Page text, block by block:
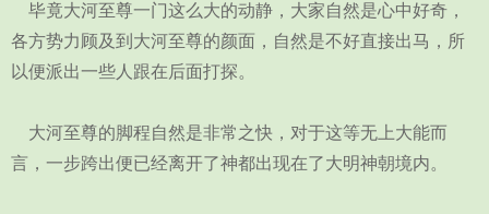
毕竟大河至尊一门这么大的动静，大家自然是心中好奇，
各方势力顾及到大河至尊的颜面，自然是不好直接出马，所
以便派出一些人跟在后面打探。
大河至尊的脚程自然是非常之快，对于这等无上大能而
言，一步跨出便已经离开了神都出现在了大明神朝境内。